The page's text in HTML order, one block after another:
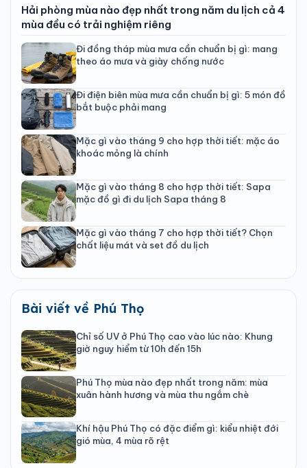
Hải phòng mùa nào đẹp nhất trong năm du lịch cả 4
mùa đều có trải nghiệm riêng
Đi đồng tháp mùa mưa cần chuẩn bị gì: mang
theo áo mưa và giày chống nước
Đi điện biên mùa mưa cần chuẩn bị gì: 5 món đồ
bắt buộc phải mang
Mặc gì vào tháng 9 cho hợp thời tiết: mặc áo
khoác mỏng là chính
Mặc gì vào tháng 8 cho hợp thời tiết: Sapa
mặc đồ gì đi du lịch Sapa tháng 8
Mặc gì vào tháng 7 cho hợp thời tiết? Chọn
chất liệu mát và set đồ du lịch
Bài viết về Phú Thọ
Chỉ số UV ở Phú Thọ cao vào lúc nào: Khung
giờ nguy hiểm từ 10h đến 15h
Phú Thọ mùa nào đẹp nhất trong năm: mùa
xuân hành hương và mùa thu ngắm chè
Khí hậu Phú Thọ có đặc điểm gì: kiểu nhiệt đới
gió mùa, 4 mùa rõ rệt